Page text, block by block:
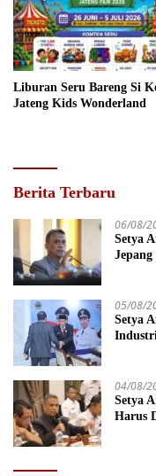
Liburan Seru Bareng Si
Jateng Kids Wonderland
Berita Terbaru
06/08/
Setya
05/08/
Setya
04/08/
Setya
Harus